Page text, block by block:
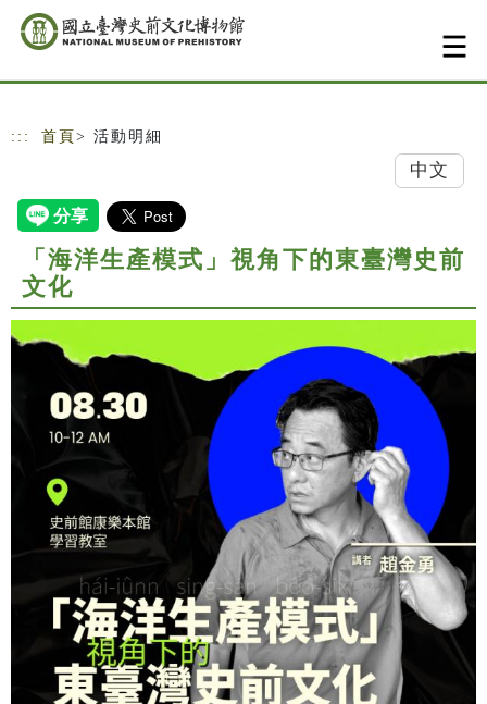
跳到主要內容
網站導覽
::: 首頁 > 活動明細
中文
「海洋生產模式」視角下的東臺灣史前
文化